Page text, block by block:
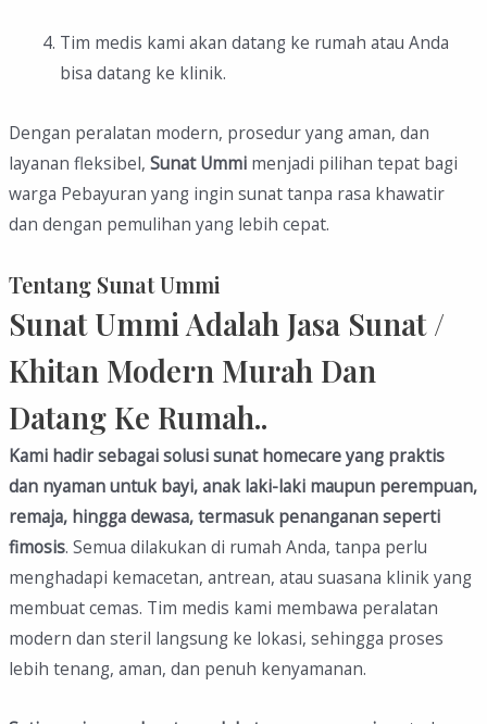
Tim medis kami akan datang ke rumah atau Anda
bisa datang ke klinik.
Dengan peralatan modern, prosedur yang aman, dan
layanan fleksibel,Sunat Ummi menjadi pilihan tepat bagi
warga Pebayuran yang ingin sunat tanpa rasa khawatir
dan dengan pemulihan yang lebih cepat.
Tentang Sunat Ummi
Sunat Ummi Adalah Jasa Sunat /
Khitan Modern Murah Dan
Datang Ke Rumah..
Kami hadir sebagai solusi sunat homecare yang praktis
dan nyaman untuk bayi, anak laki-laki maupun perempuan,
remaja, hingga dewasa, termasuk penanganan seperti
fimosis. Semua dilakukan di rumah Anda, tanpa perlu
menghadapi kemacetan, antrean, atau suasana klinik yang
membuat cemas. Tim medis kami membawa peralatan
modern dan steril langsung ke lokasi, sehingga proses
lebih tenang, aman, dan penuh kenyamanan.